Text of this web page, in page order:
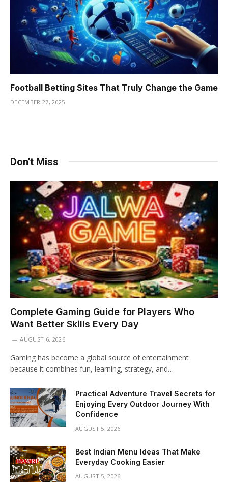
Football Betting Sites That Truly Change the Game
DECEMBER 27, 2025
Don't Miss
Complete Gaming Guide for Players Who
Want Better Skills Every Day
AUGUST 6, 2026
Gaming has become a global source of entertainment
because it combines fun, learning, strategy, and…
Practical Adventure Travel Secrets for
Enjoying Every Outdoor Journey With
Confidence
AUGUST 5, 2026
Best Indian Menu Ideas That Make
Everyday Cooking Easier
AUGUST 5, 2026